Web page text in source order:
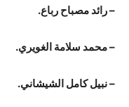
– رائد مصباح رباع.
– محمد سلامة الغويري.
– نبيل كامل الشيشاني.